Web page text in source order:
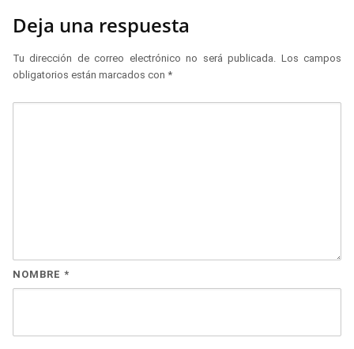
Deja una respuesta
Tu dirección de correo electrónico no será publicada.
Los campos
obligatorios están marcados con *
NOMBRE *